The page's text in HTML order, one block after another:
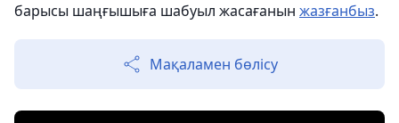
барысы шаңғышыға шабуыл жасағанын жазғанбыз.
Мақаламен бөлісу